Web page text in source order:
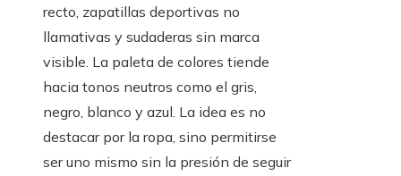
recto, zapatillas deportivas no
llamativas y sudaderas sin marca
visible. La paleta de colores tiende
hacia tonos neutros como el gris,
negro, blanco y azul. La idea es no
destacar por la ropa, sino permitirse
ser uno mismo sin la presión de seguir